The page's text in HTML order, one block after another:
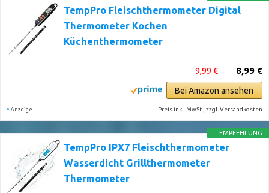
TempPro Fleischthermometer Digital
Thermometer Kochen
Küchenthermometer
8,99 €
9,99 €
Bei Amazon ansehen
* Anzeige Preis inkl. MwSt., zzgl. Versandkosten
EMPFEHLUNG
TempPro IPX7 Fleischthermometer
Wasserdicht Grillthermometer
Thermometer